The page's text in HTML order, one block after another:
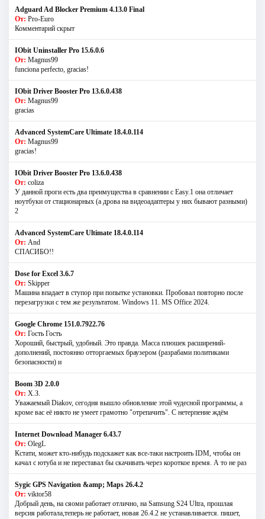
Adguard Ad Blocker Premium 4.13.0 Final
От: Pro-Euro
Комментарий скрыт
IObit Uninstaller Pro 15.6.0.6
От: Magnus99
funciona perfecto, gracias!
IObit Driver Booster Pro 13.6.0.438
От: Magnus99
gracias
Advanced SystemCare Ultimate 18.4.0.114
От: Magnus99
gracias!
IObit Driver Booster Pro 13.6.0.438
От: coliza
У данной проги есть два преимущества в сравнении с Easy.1 она отличает
ноутбуки от стационарных (а дрова на видеоадаптеры у них бывают разными)
2
Advanced SystemCare Ultimate 18.4.0.114
От: And
СПАСИБО!!
Dose for Excel 3.6.7
От: Skipper
Машина впадает в ступор при попытке установки. Пробовал повторно после
перезагрузки с тем же результатом. Windows 11. MS Offiсe 2024.
Google Chrome 151.0.7922.76
От: Гость Гость
Хороший, быстрый, удобный. Это правда. Масса плюшек расширений-
дополнений, постоянно отторгаемых браузером (разрабами политиками
безопасности) и
Boom 3D 2.0.0
От: Х.З.
Уважаемый Diakov, сегодня вышло обновление этой чудесной программы, а
кроме вас её никто не умеет грамотно "отрепачить". С нетерпение ждём
Internet Download Manager 6.43.7
От: OlegL
Кстати, может кто-нибудь подскажет как все-таки настроить IDM, чтобы он
качал с ютуба и не переставал бы скачивать через короткое время. А то не раз
Sygic GPS Navigation &amp; Maps 26.4.2
От: viktor58
Добрый день, на сяоми работает отлично, на Samsung S24 Ultra, прошлая
версия работала,теперь не работает, новая 26.4.2 не устанавливается. пишет,